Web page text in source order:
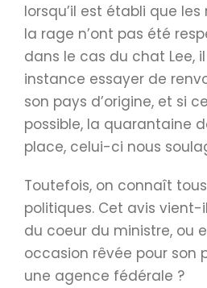
lorsqu’il est établi que
la rage n’ont pas été
dans le cas du chat Lee,
instance essayer de
son pays d’origine, et si
possible, la quarantaine
place, celui-ci nous
Toutefois, on connaît
politiques. Cet avis
du coeur du ministre, ou
occasion rêvée pour son
une agence fédérale ?